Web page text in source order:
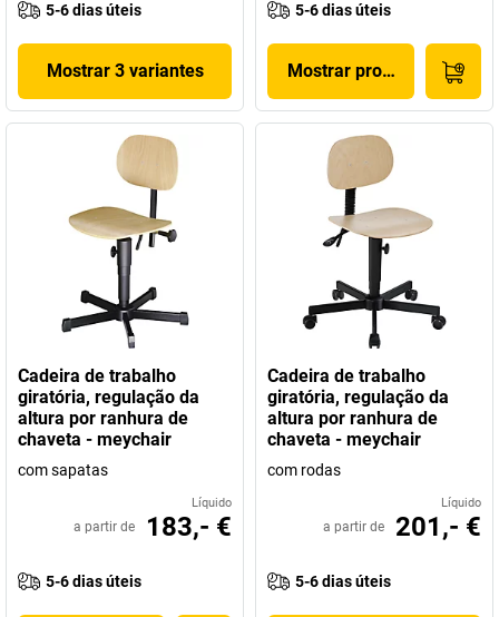
5-6 dias úteis
Mostrar 3 variantes
5-6 dias úteis
Mostrar produto
Cadeira de trabalho
giratória, regulação da
altura por ranhura de
chaveta - meychair
com sapatas
Líquido
a partir de 183,- €
5-6 dias úteis
Cadeira de trabalho
giratória, regulação da
altura por ranhura de
chaveta - meychair
com rodas
Líquido
a partir de 201,- €
5-6 dias úteis